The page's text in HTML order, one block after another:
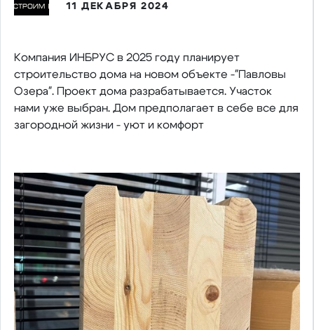
11 ДЕКАБРЯ 2024
Компания ИНБРУС в 2025 году планирует
строительство дома на новом объекте -"Павловы
Озера". Проект дома разрабатывается. Участок
нами уже выбран. Дом предполагает в себе все для
загородной жизни - уют и комфорт